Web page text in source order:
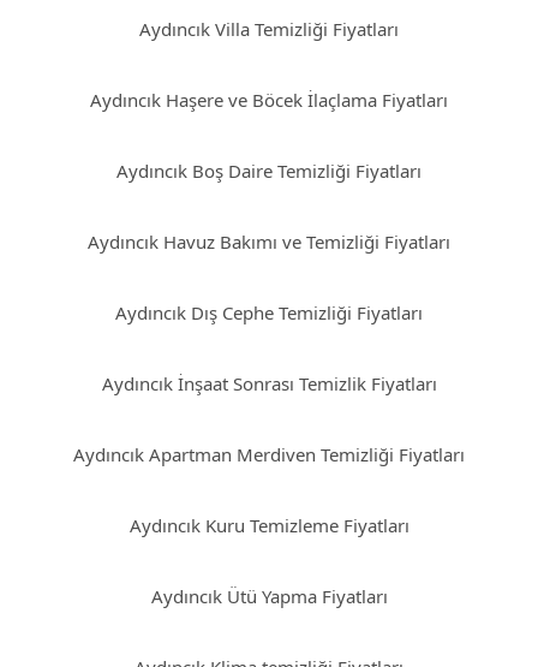
Aydıncık Villa Temizliği Fiyatları
Aydıncık Haşere ve Böcek İlaçlama Fiyatları
Aydıncık Boş Daire Temizliği Fiyatları
Aydıncık Havuz Bakımı ve Temizliği Fiyatları
Aydıncık Dış Cephe Temizliği Fiyatları
Aydıncık İnşaat Sonrası Temizlik Fiyatları
Aydıncık Apartman Merdiven Temizliği Fiyatları
Aydıncık Kuru Temizleme Fiyatları
Aydıncık Ütü Yapma Fiyatları